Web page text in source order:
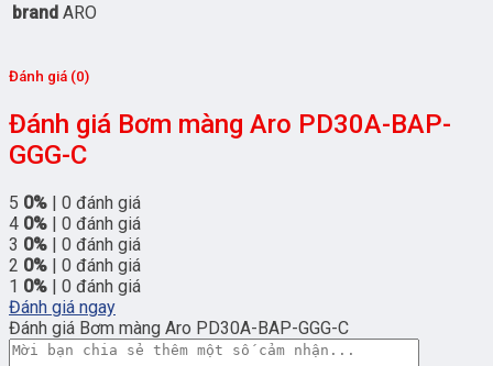
brand ARO
Đánh giá (0)
Đánh giá Bơm màng Aro PD30A-BAP-
GGG-C
5 0% | 0 đánh giá
4 0% | 0 đánh giá
3 0% | 0 đánh giá
2 0% | 0 đánh giá
1 0% | 0 đánh giá
Đánh giá ngay
Đánh giá Bơm màng Aro PD30A-BAP-GGG-C